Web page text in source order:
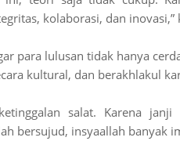
kolaborasi, dan inovasi,”
para lulusan tidak hanya
kultural, dan berakhlakul
salat. Karena
bersujud, insyaallah banyak